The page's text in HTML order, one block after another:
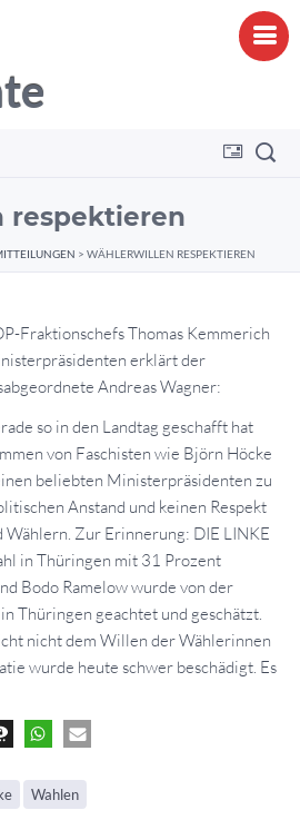
respektieren
> WÄHLERWILLEN RESPEKTIEREN
Fraktionschefs Thomas Kemmerich
erklärt der
Andreas Wagner:
so in den Landtag geschafft hat
von Faschisten wie Björn Höcke
beliebten Ministerpräsidenten zu
Anstand und keinen Respekt
Zur Erinnerung: DIE LINKE
in Thüringen mit 31 Prozent
Bodo Ramelow wurde von der
Thüringen geachtet und geschätzt.
nicht dem Willen der Wählerinnen
wurde heute schwer beschädigt. Es
Wahlen